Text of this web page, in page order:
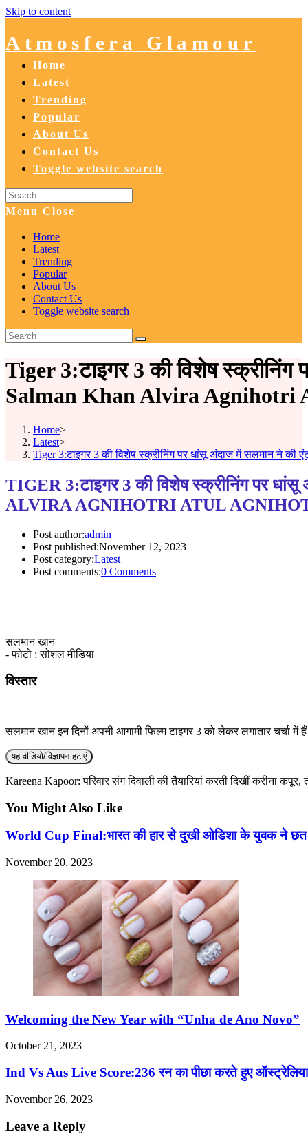
Skip to content
Atmosfera Glamour
Home
Latest
Trending
Popular
About Us
Contact Us
Toggle website search
Menu Close
Home
Latest
Trending
Popular
About Us
Contact Us
Toggle website search
Tiger 3:टाइगर 3 की विशेष
Salman Khan Alvira Agnihotri
Home>
Latest>
Tiger 3:टाइगर 3 की विशेष स्क्रीनिंग पर धांसू अंदाज में सलमान ने
TIGER 3:टाइगर 3 की विशेष स्क्रीनिंग पर
ALVIRA AGNIHOTRI ATUL
Post author:admin
Post published:November 12, 2023
Post category:Latest
Post comments:0 Comments
सलमान खान
- फोटो : सोशल मीडिया
विस्तार
सलमान खान इन दिनों अपनी आगामी फिल्म टाइगर 3 को लेकर लगातार चर्चा
यह वीडियो/विज्ञापन हटाएं
Kareena Kapoor: परिवार संग दिवाली की तैयारियां करती दिखीं करीना
You Might Also Like
World Cup Final:भारत की हार से दुखी ओडिशा के युवक ने
November 20, 2023
Welcoming the New Year with “Unha de Ano Novo”
October 21, 2023
Ind Vs Aus Live Score:236 रन का पीछा करते हुए
November 26, 2023
Leave a Reply